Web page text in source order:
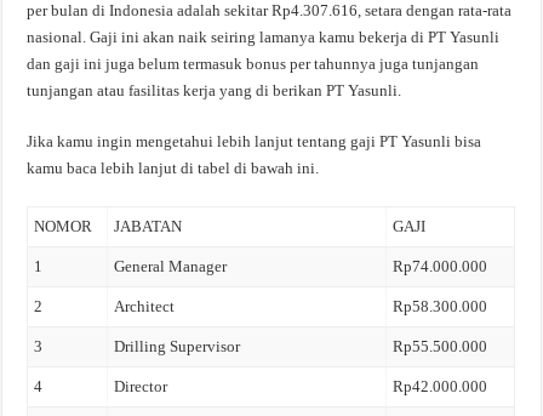
per bulan di Indonesia adalah sekitar Rp4.307.616, setara dengan rata-rata
nasional. Gaji ini akan naik seiring lamanya kamu bekerja di PT Yasunli
dan gaji ini juga belum termasuk bonus per tahunnya juga tunjangan
tunjangan atau fasilitas kerja yang di berikan PT Yasunli.
Jika kamu ingin mengetahui lebih lanjut tentang gaji PT Yasunli bisa
kamu baca lebih lanjut di tabel di bawah ini.
NOMOR JABATAN GAJI
1 General Manager Rp74.000.000
2 Architect Rp58.300.000
3 Drilling Supervisor Rp55.500.000
4 Director Rp42.000.000